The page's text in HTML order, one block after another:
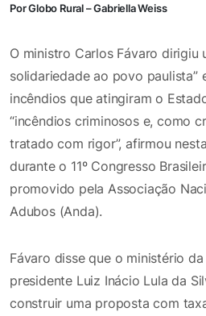
Por Globo Rural – Gabriella Weiss
O ministro Carlos Fávaro dirigiu
solidariedade ao povo paulista”
incêndios que atingiram o
“incêndios criminosos e, como
tratado com rigor”, afirmou
durante o 11º Congresso
promovido pela Associação
Adubos (Anda).
Fávaro disse que o ministério
presidente Luiz Inácio Lula da
construir uma proposta com